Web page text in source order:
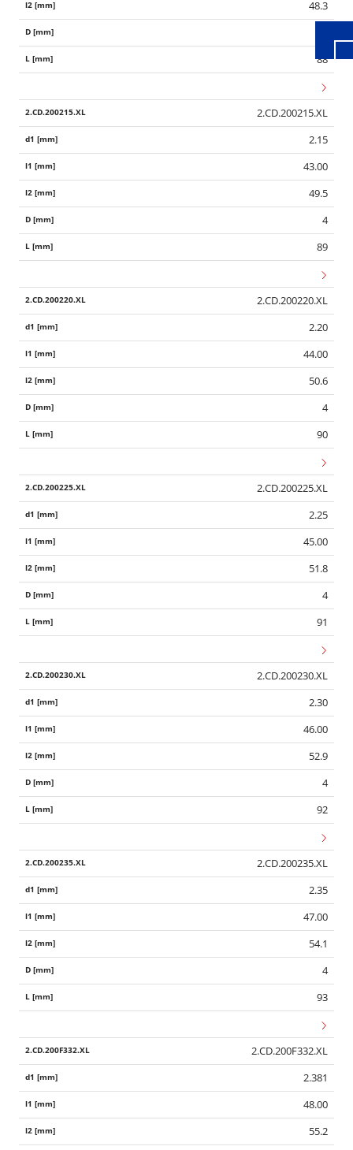
48.3
88
2.CD.200215.XL
2.15
43.00
49.5
4
89
2.CD.200220.XL
2.20
44.00
50.6
4
90
2.CD.200225.XL
2.25
45.00
51.8
4
91
2.CD.200230.XL
2.30
46.00
52.9
4
92
2.CD.200235.XL
2.35
47.00
54.1
4
93
2.CD.200F332.XL
2.381
48.00
55.2